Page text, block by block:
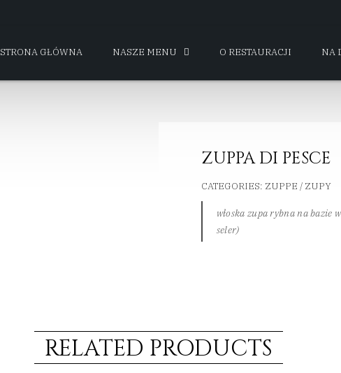
STRONA GŁÓWNA NASZE MENU O RESTAURACJI NA
ZUPPA DI PESCE
CATEGORIES: ZUPPE / ZUPY
włoska zupa rybna na bazie
seler)
RELATED PRODUCTS